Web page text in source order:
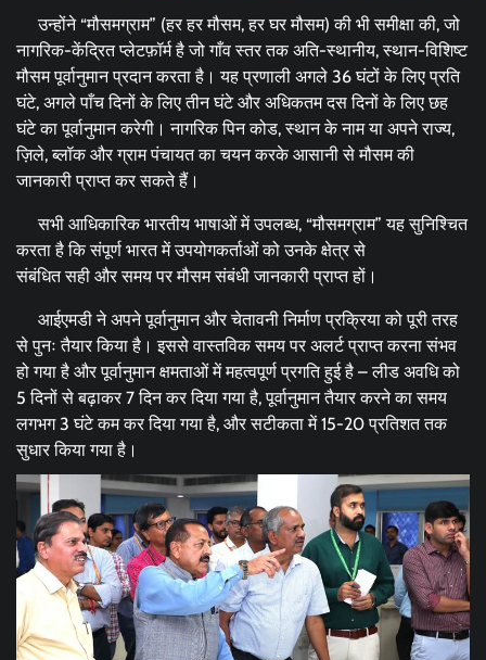
उन्होंने “मौसमग्राम” (हर हर मौसम, हर घर मौसम) की भी समीक्षा की, जो
नागरिक-केंद्रित प्लेटफ़ॉर्म है जो गाँव स्तर तक अति-स्थानीय, स्थान-विशिष्ट
मौसम पूर्वानुमान प्रदान करता है। यह प्रणाली अगले 36 घंटों के लिए प्रति
घंटे, अगले पाँच दिनों के लिए तीन घंटे और अधिकतम दस दिनों के लिए छह
घंटे का पूर्वानुमान करेगी। नागरिक पिन कोड, स्थान के नाम या अपने राज्य,
ज़िले, ब्लॉक और ग्राम पंचायत का चयन करके आसानी से मौसम की
जानकारी प्राप्त कर सकते हैं।
सभी आधिकारिक भारतीय भाषाओं में उपलब्ध, “मौसमग्राम” यह सुनिश्चित
करता है कि संपूर्ण भारत में उपयोगकर्ताओं को उनके क्षेत्र से
संबंधित सही और समय पर मौसम संबंधी जानकारी प्राप्त हों।
आईएमडी ने अपने पूर्वानुमान और चेतावनी निर्माण प्रक्रिया को पूरी तरह
से पुनः तैयार किया है। इससे वास्तविक समय पर अलर्ट प्राप्त करना संभव
हो गया है और पूर्वानुमान क्षमताओं में महत्वपूर्ण प्रगति हुई है – लीड अवधि को
5 दिनों से बढ़ाकर 7 दिन कर दिया गया है, पूर्वानुमान तैयार करने का समय
लगभग 3 घंटे कम कर दिया गया है, और सटीकता में 15-20 प्रतिशत तक
सुधार किया गया है।